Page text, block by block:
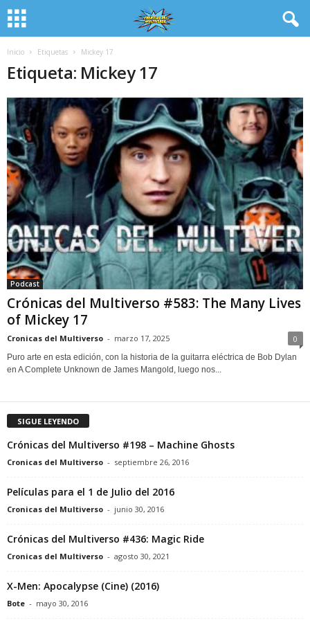
Inicio Etiquetas Mickey 17
Etiqueta: Mickey 17
Podcast
Crónicas del Multiverso #583: The Many Lives
of Mickey 17
Cronicas del Multiverso - marzo 17, 2025 0
Puro arte en esta edición, con la historia de la guitarra eléctrica de Bob Dylan
en A Complete Unknown de James Mangold, luego nos...
SIGUE LEYENDO
Crónicas del Multiverso #198 – Machine Ghosts
Cronicas del Multiverso - septiembre 26, 2016
Películas para el 1 de Julio del 2016
Cronicas del Multiverso - junio 30, 2016
Crónicas del Multiverso #436: Magic Ride
Cronicas del Multiverso - agosto 30, 2021
X-Men: Apocalypse (Cine) (2016)
Bote - mayo 30, 2016